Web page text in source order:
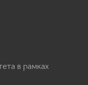
в рамках